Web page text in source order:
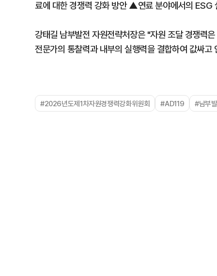
료에 대한 경쟁력 강화 방안 ▲연료 분야에서의 ESG
강태길 남부발전 자원전략처장은 "자원 조달 경쟁력
전문가의 통찰력과 내부의 실행력을 결합하여 값싸
#2026년도제1차자원경쟁력강화위원회 #AD119 #남부